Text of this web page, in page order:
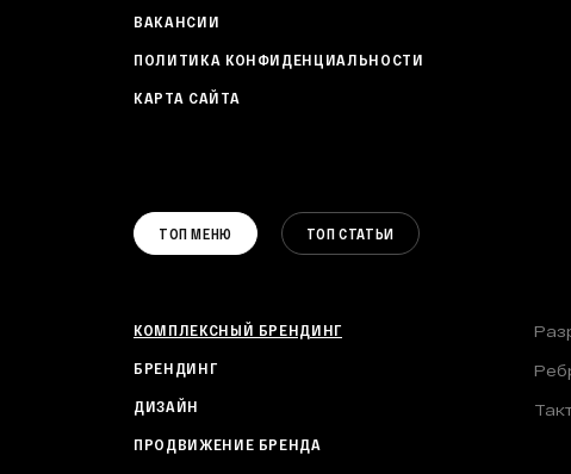
ВАКАНСИИ
ПОЛИТИКА КОНФИДЕНЦИАЛЬНОСТИ
КАРТА САЙТА
ТОП МЕНЮ ТОП СТАТЬИ
КОМПЛЕКСНЫЙ БРЕНДИНГ
БРЕНДИНГ
ДИЗАЙН
ПРОДВИЖЕНИЕ БРЕНДА